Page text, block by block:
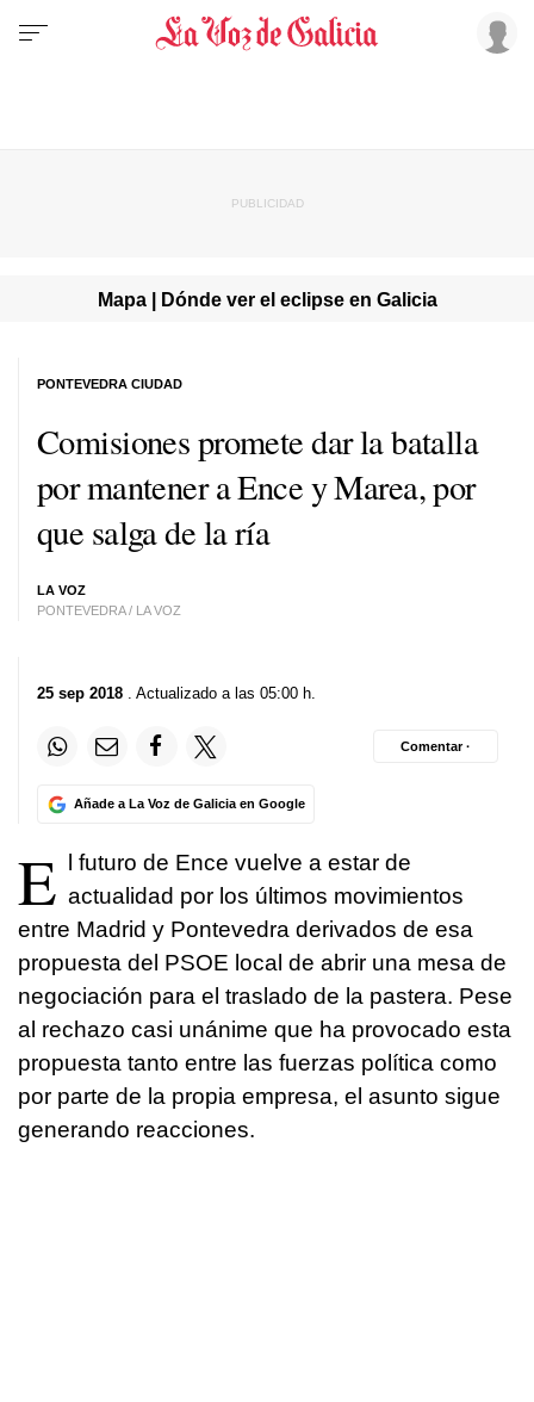
Mapa | Dónde ver el eclipse en Galicia
Comisiones promete dar la batalla
por mantener a Ence y Marea, por
que salga de la ría
LA VOZ
PONTEVEDRA / LA VOZ
PONTEVEDRA CIUDAD
25 sep 2018 . Actualizado a las 05:00 h.
Añade a La Voz de Galicia en Google
Comentar ·
E
l futuro de Ence vuelve a estar de
actualidad por los últimos movimientos
entre Madrid y Pontevedra derivados de esa
propuesta del PSOE local de abrir una mesa de
negociación para el traslado de la pastera. Pese
al rechazo casi unánime que ha provocado esta
propuesta tanto entre las fuerzas política como
por parte de la propia empresa, el asunto sigue
generando reacciones.